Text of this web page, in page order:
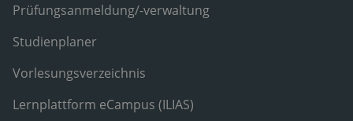
Prüfungsanmeldung/-verwaltung
Studienplaner
Vorlesungsverzeichnis
Lernplattform eCampus (ILIAS)